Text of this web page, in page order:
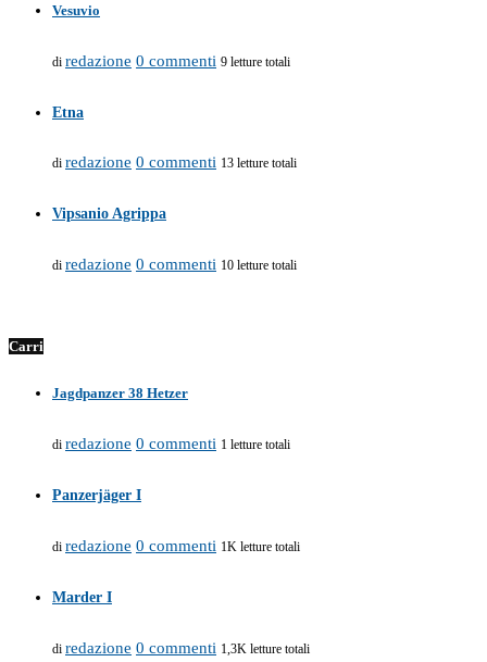
Vesuvio
di redazione 0 commenti 9 letture totali
Etna
di redazione 0 commenti 13 letture totali
Vipsanio Agrippa
di redazione 0 commenti 10 letture totali
Carri
Jagdpanzer 38 Hetzer
di redazione 0 commenti 1 letture totali
Panzerjäger I
di redazione 0 commenti 1K letture totali
Marder I
di redazione 0 commenti 1,3K letture totali